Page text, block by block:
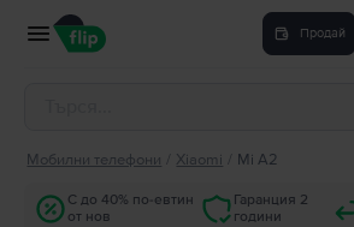
Продай
Мобилни телефони Xiaomi Mi A2
С до 40% по-евтин
от нов
Гаранция 2
години